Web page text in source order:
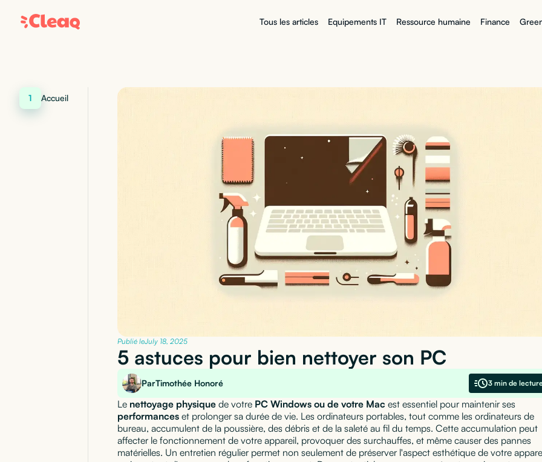
Tous les articles Equipements IT Ressource humaine Finance
1 Accueil
Publié leJuly 18, 2025
5 astuces pour bien nettoyer son PC
ParTimothée Honoré 3 min de
Le nettoyage physique de votre PC Windows ou de votre Mac est essentiel pour maintenir ses
performances et prolonger sa durée de vie. Les ordinateurs portables, tout comme les ordinateurs de
bureau, accumulent de la poussière, des débris et de la saleté au fil du temps. Cette accumulation peut
affecter le fonctionnement de votre appareil, provoquer des surchauffes, et même causer des pannes
matérielles. Un entretien régulier permet non seulement de préserver l'aspect esthétique de votre